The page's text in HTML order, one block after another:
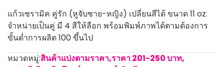
แก้วเซรามิค คู่รัก (หูจับชาย-หญิง) เปลี่ยนสีได้ ขนาด 11 oz.
จำหน่ายเป็นคู่ มี 4 สีให้ลือก พร้อมพิมพ์ภาพได้ตามต้องการ
ขั้นต่ำการผลิต 100 ขึ้นไป
หมวดหมู่:สินค้าแบ่งตามราคา,ราคา 201-250 บาท,